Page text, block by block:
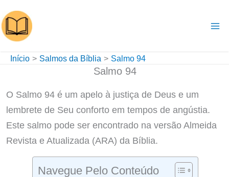
para
o
conteúdo
Início Salmos da Bíblia Salmo 94
Salmo 94
O Salmo 94 é um apelo à justiça de Deus e um
lembrete de Seu conforto em tempos de angústia.
Este salmo pode ser encontrado na versão Almeida
Revista e Atualizada (ARA) da Bíblia.
Navegue Pelo Conteúdo